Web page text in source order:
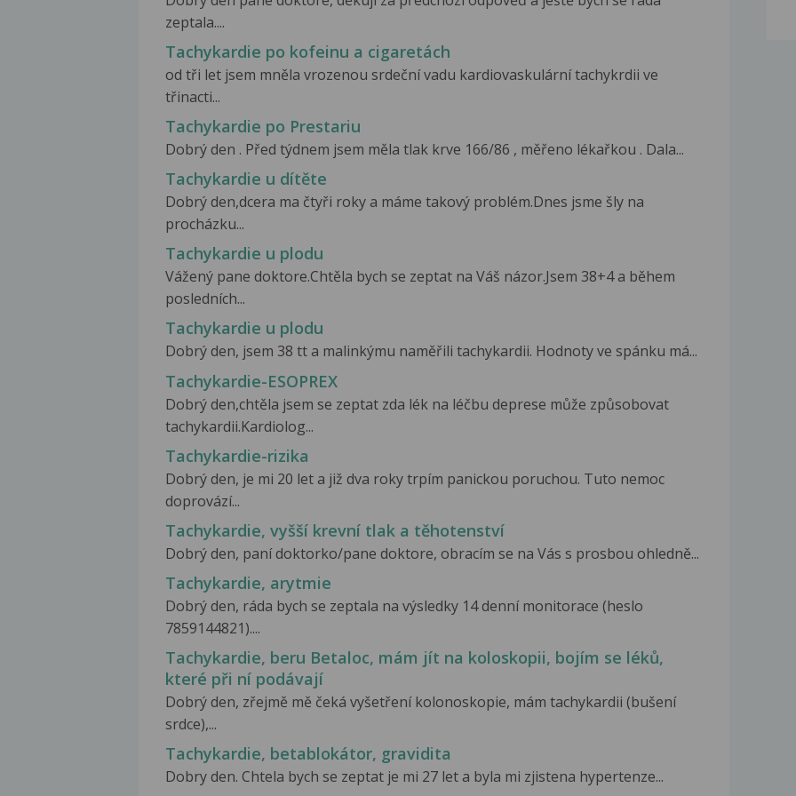
zeptala....
Tachykardie po kofeinu a cigaretách
od tři let jsem mněla vrozenou srdeční vadu kardiovaskulární tachykrdii ve
třinacti...
Tachykardie po Prestariu
Dobrý den . Před týdnem jsem měla tlak krve 166/86 , měřeno lékařkou . Dala...
Tachykardie u dítěte
Dobrý den,dcera ma čtyři roky a máme takový problém.Dnes jsme šly na
procházku...
Tachykardie u plodu
Vážený pane doktore.Chtěla bych se zeptat na Váš názor.Jsem 38+4 a během
posledních...
Tachykardie u plodu
Dobrý den, jsem 38 tt a malinkýmu naměřili tachykardii. Hodnoty ve spánku má...
Tachykardie-ESOPREX
Dobrý den,chtěla jsem se zeptat zda lék na léčbu deprese může způsobovat
tachykardii.Kardiolog...
Tachykardie-rizika
Dobrý den, je mi 20 let a již dva roky trpím panickou poruchou. Tuto nemoc
doprovází...
Tachykardie, vyšší krevní tlak a těhotenství
Dobrý den, paní doktorko/pane doktore, obracím se na Vás s prosbou ohledně...
Tachykardie, arytmie
Dobrý den, ráda bych se zeptala na výsledky 14 denní monitorace (heslo
7859144821)....
Tachykardie, beru Betaloc, mám jít na koloskopii, bojím se léků,
které při ní podávají
Dobrý den, zřejmě mě čeká vyšetření kolonoskopie, mám tachykardii (bušení
srdce),...
Tachykardie, betablokátor, gravidita
Dobry den. Chtela bych se zeptat je mi 27 let a byla mi zjistena hypertenze...